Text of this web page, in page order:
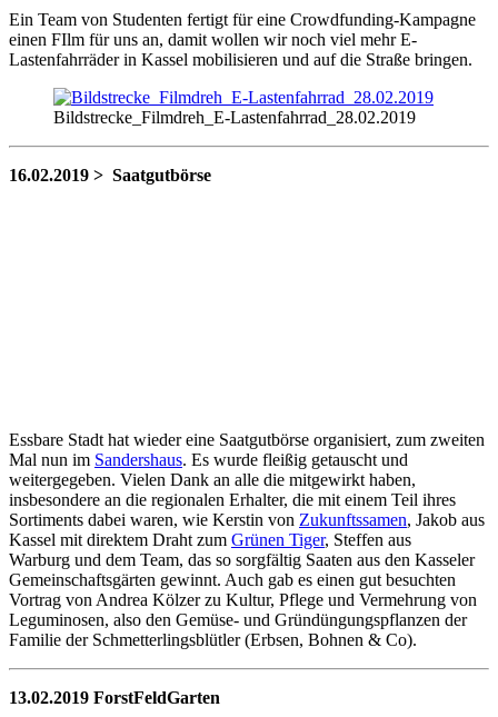
Ein Team von Studenten fertigt für eine Crowdfunding-Kampagne
einen FIlm für uns an, damit wollen wir noch viel mehr E-
Lastenfahrräder in Kassel mobilisieren und auf die Straße bringen.
Bildstrecke_Filmdreh_E-Lastenfahrrad_28.02.2019
16.02.2019 > Saatgutbörse
Essbare Stadt hat wieder eine Saatgutbörse organisiert, zum zweiten
Mal nun im Sandershaus. Es wurde fleißig getauscht und
weitergegeben. Vielen Dank an alle die mitgewirkt haben,
insbesondere an die regionalen Erhalter, die mit einem Teil ihres
Sortiments dabei waren, wie Kerstin von Zukunftssamen, Jakob aus
Kassel mit direktem Draht zum Grünen Tiger, Steffen aus
Warburg und dem Team, das so sorgfältig Saaten aus den Kasseler
Gemeinschaftsgärten gewinnt. Auch gab es einen gut besuchten
Vortrag von Andrea Kölzer zu Kultur, Pflege und Vermehrung von
Leguminosen, also den Gemüse- und Gründüngungspflanzen der
Familie der Schmetterlingsblütler (Erbsen, Bohnen & Co).
13.02.2019 ForstFeldGarten